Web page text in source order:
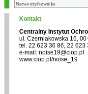
Kontakt
Centralny Instytut
ul. Czerniakowska 16,
tel. 22 623 36 86, 22 623
e-mail: noise19@ciop.pl
www.ciop.pl/noise_19